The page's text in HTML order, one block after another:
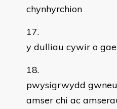
chynhyrchion
y dulliau cywir o
pwysigrwydd
amser chi ac